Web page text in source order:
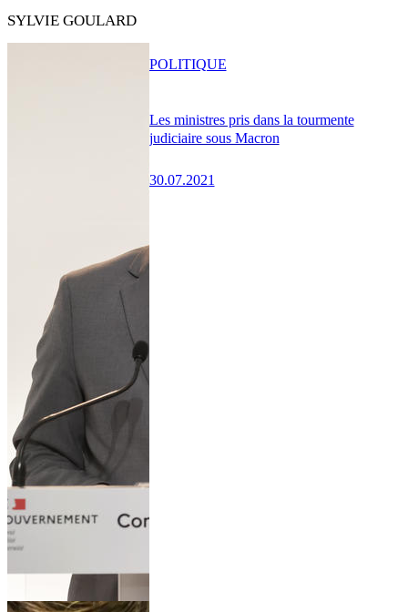
SYLVIE GOULARD
Les ministres pris dans la tourmente
judiciaire sous Macron
30.07.2021
POLITIQUE